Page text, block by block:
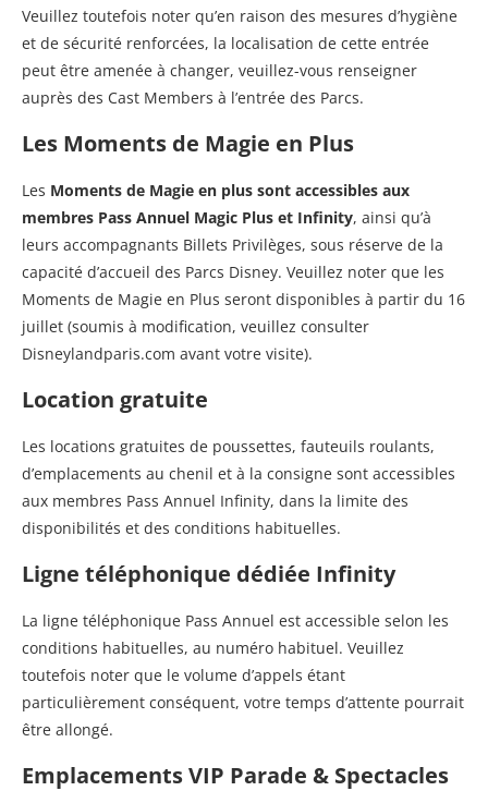
Veuillez toutefois noter qu’en raison des mesures d’hygiène
et de sécurité renforcées, la localisation de cette entrée
peut être amenée à changer, veuillez-vous renseigner
auprès des Cast Members à l’entrée des Parcs.
Les Moments de Magie en Plus
Les Moments de Magie en plus sont accessibles aux
membres Pass Annuel Magic Plus et Infinity, ainsi qu’à
leurs accompagnants Billets Privilèges, sous réserve de la
capacité d’accueil des Parcs Disney. Veuillez noter que les
Moments de Magie en Plus seront disponibles à partir du 16
juillet (soumis à modification, veuillez consulter
Disneylandparis.com avant votre visite).
Location gratuite
Les locations gratuites de poussettes, fauteuils roulants,
d’emplacements au chenil et à la consigne sont accessibles
aux membres Pass Annuel Infinity, dans la limite des
disponibilités et des conditions habituelles.
Ligne téléphonique dédiée Infinity
La ligne téléphonique Pass Annuel est accessible selon les
conditions habituelles, au numéro habituel. Veuillez
toutefois noter que le volume d’appels étant
particulièrement conséquent, votre temps d’attente pourrait
être allongé.
Emplacements VIP Parade & Spectacles